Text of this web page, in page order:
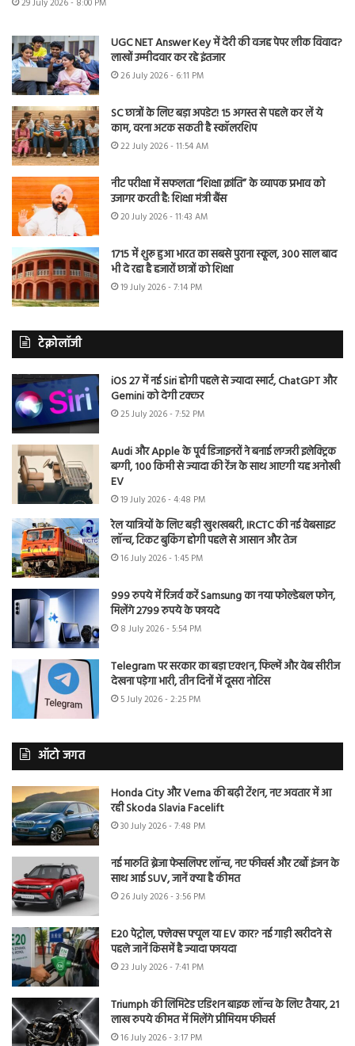
29 July 2026 - 8:00 PM
UGC NET Answer Key में देरी की वजह पेपर लीक विवाद?
लाखों उम्मीदवार कर रहे इंतजार
26 July 2026 - 6:11 PM
SC छात्रों के लिए बड़ा अपडेट! 15 अगस्त से पहले कर लें ये
काम, वरना अटक सकती है स्कॉलरशिप
22 July 2026 - 11:54 AM
नीट परीक्षा में सफलता “शिक्षा क्रांति” के व्यापक प्रभाव को
उजागर करती है: शिक्षा मंत्री बैंस
20 July 2026 - 11:43 AM
1715 में शुरू हुआ भारत का सबसे पुराना स्कूल, 300 साल बाद
भी दे रहा है हजारों छात्रों को शिक्षा
19 July 2026 - 7:14 PM
टेक्नोलॉजी
iOS 27 में नई Siri होगी पहले से ज्यादा स्मार्ट, ChatGPT और
Gemini को देगी टक्कर
25 July 2026 - 7:52 PM
Audi और Apple के पूर्व डिजाइनरों ने बनाई लग्जरी इलेक्ट्रिक
बग्गी, 100 किमी से ज्यादा की रेंज के साथ आएगी यह अनोखी
EV
19 July 2026 - 4:48 PM
रेल यात्रियों के लिए बड़ी खुशखबरी, IRCTC की नई वेबसाइट
लॉन्च, टिकट बुकिंग होगी पहले से आसान और तेज
16 July 2026 - 1:45 PM
999 रुपये में रिजर्व करें Samsung का नया फोल्डेबल फोन,
मिलेंगे 2799 रुपये के फायदे
8 July 2026 - 5:54 PM
Telegram पर सरकार का बड़ा एक्शन, फिल्में और वेब सीरीज
देखना पड़ेगा भारी, तीन दिनों में दूसरा नोटिस
5 July 2026 - 2:25 PM
ऑटो जगत
Honda City और Verna की बढ़ी टेंशन, नए अवतार में आ
रही Skoda Slavia Facelift
30 July 2026 - 7:48 PM
नई मारुति ब्रेजा फेसलिफ्ट लॉन्च, नए फीचर्स और टर्बो इंजन के
साथ आई SUV, जानें क्या है कीमत
26 July 2026 - 3:56 PM
E20 पेट्रोल, फ्लेक्स फ्यूल या EV कार? नई गाड़ी खरीदने से
पहले जानें किसमें है ज्यादा फायदा
23 July 2026 - 7:41 PM
Triumph की लिमिटेड एडिशन बाइक लॉन्च के लिए तैयार, 21
लाख रुपये कीमत में मिलेंगे प्रीमियम फीचर्स
16 July 2026 - 3:17 PM